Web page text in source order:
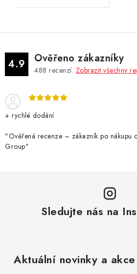
4.9 Ověřeno zákazníky
488 recenzí. Zobrazit všechny
+ rychlé dodání
"Ověřená recenze – zákazník po nákupu
Group"
Sledujte nás na
Aktuální novinky a